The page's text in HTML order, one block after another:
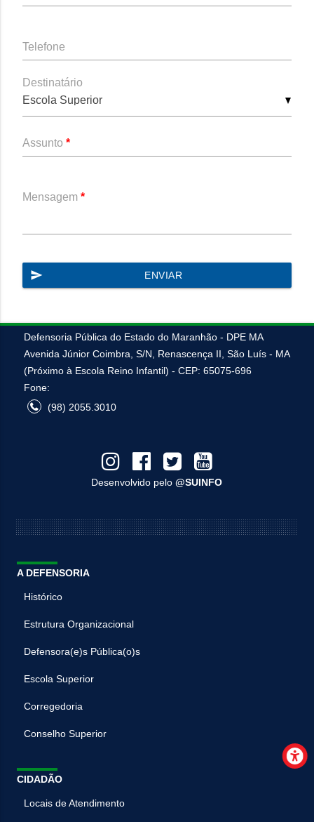
Telefone
Escola Superior
Destinatário
Assunto*
Mensagem*
send ENVIAR
Defensoria Pública do Estado do Maranhão - DPE MA
Avenida Júnior Coimbra, S/N, Renascença II, São Luís - MA
(Próximo à Escola Reino Infantil) - CEP: 65075-696
Fone:
(98) 2055.3010
Desenvolvido pelo@SUINFO
A DEFENSORIA
Histórico
Estrutura Organizacional
Defensora(e)s Pública(o)s
Escola Superior
Corregedoria
Conselho Superior
CIDADÃO
Locais de Atendimento